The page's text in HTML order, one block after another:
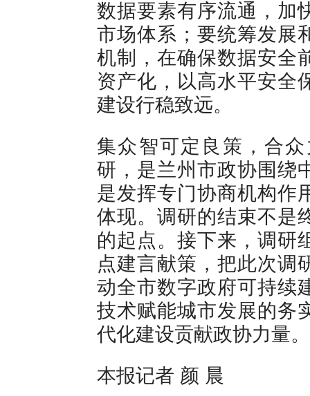
数据要素有序流通，加
市场体系；要统筹发展
机制，在确保数据安全
资产化，以高水平安全
建设行稳致远。
集众智可定良策，合
研，是兰州市政协围绕
是发挥专门协商机构作
体现。调研的结束不是
的起点。接下来，调研
点建言献策，把此次调
动全市数字政府可持续
技术赋能城市发展的务
代化建设贡献政协力量。
本报记者 颜 晨